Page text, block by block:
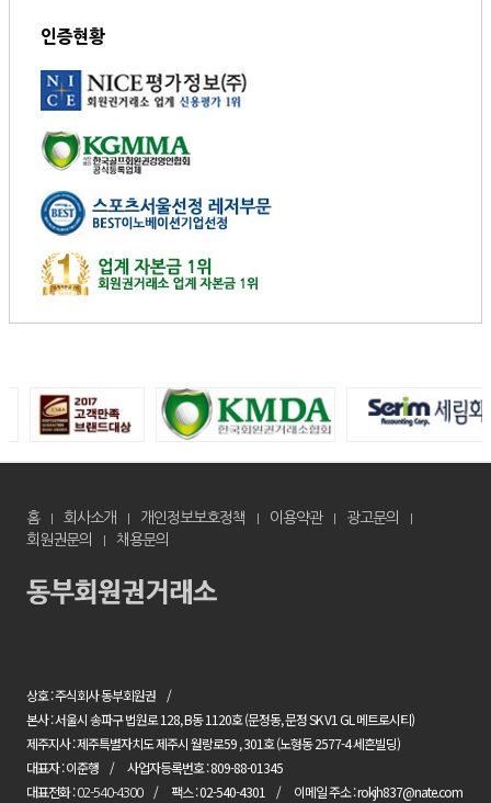
인증현황
홈 회사소개 개인정보보호정책 이용약관
광고문의
회원권문의
채용문의
상호 : 주식회사 동부회원권
본사 : 서울시 송파구 법원로 128, B동 1120호 (문정동, 문정 SK V1 GL 메트로시티)
제주지사 : 제주특별자치도 제주시 월랑로59 , 301호 (노형동 2577-4 세흔빌딩)
대표자 : 이준행
사업자등록번호 : 809-88-01345
대표전화 :02-540-4300 팩스 : 02-540-4301 이메일 주소 : rokjh837@nate.com